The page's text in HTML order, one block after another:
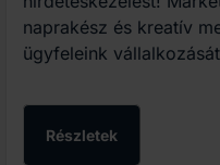
naprakész és kreatív
ügyfeleink
Részletek